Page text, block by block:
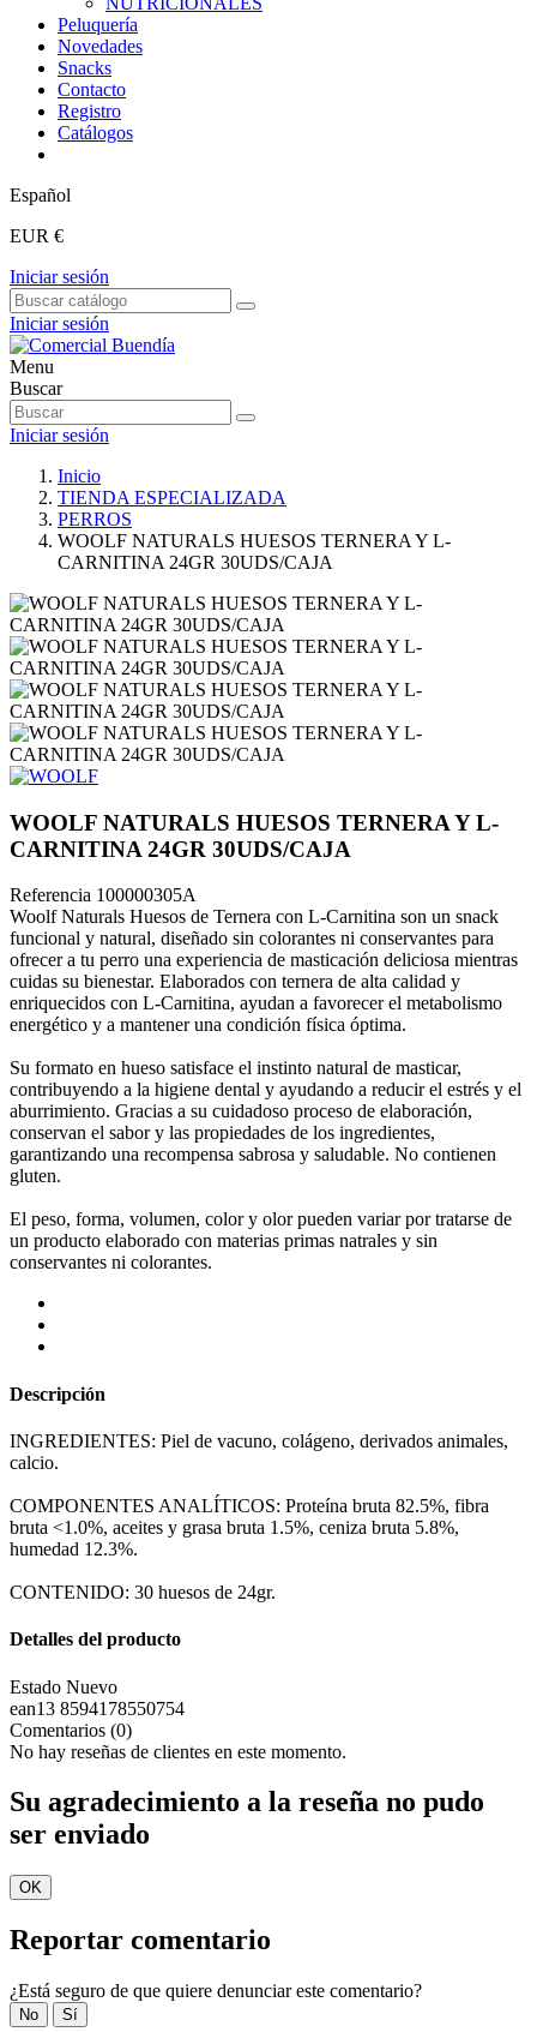
Peluquería
Novedades
Snacks
Contacto
Registro
Catálogos
Español
EUR €
Iniciar sesión
Iniciar sesión
Menu
Buscar
Iniciar sesión
Inicio
TIENDA ESPECIALIZADA
PERROS
WOOLF NATURALS HUESOS TERNERA Y L-
CARNITINA 24GR 30UDS/CAJA
WOOLF NATURALS HUESOS TERNERA Y L-
CARNITINA 24GR 30UDS/CAJA
Referencia 100000305A
Woolf Naturals Huesos de Ternera con L-Carnitina son un snack
funcional y natural, diseñado sin colorantes ni conservantes para
ofrecer a tu perro una experiencia de masticación deliciosa mientras
cuidas su bienestar. Elaborados con ternera de alta calidad y
enriquecidos con L-Carnitina, ayudan a favorecer el metabolismo
energético y a mantener una condición física óptima.
Su formato en hueso satisface el instinto natural de masticar,
contribuyendo a la higiene dental y ayudando a reducir el estrés y el
aburrimiento. Gracias a su cuidadoso proceso de elaboración,
conservan el sabor y las propiedades de los ingredientes,
garantizando una recompensa sabrosa y saludable. No contienen
gluten.
El peso, forma, volumen, color y olor pueden variar por tratarse de
un producto elaborado con materias primas natrales y sin
conservantes ni colorantes.
Descripción
INGREDIENTES: Piel de vacuno, colágeno, derivados animales,
calcio.
COMPONENTES ANALÍTICOS: Proteína bruta 82.5%, fibra
bruta <1.0%, aceites y grasa bruta 1.5%, ceniza bruta 5.8%,
humedad 12.3%.
CONTENIDO: 30 huesos de 24gr.
Detalles del producto
Estado Nuevo
ean13 8594178550754
Comentarios (0)
No hay reseñas de clientes en este momento.
Su agradecimiento a la reseña no pudo
ser enviado
OK
Reportar comentario
¿Está seguro de que quiere denunciar este comentario?
No Sí